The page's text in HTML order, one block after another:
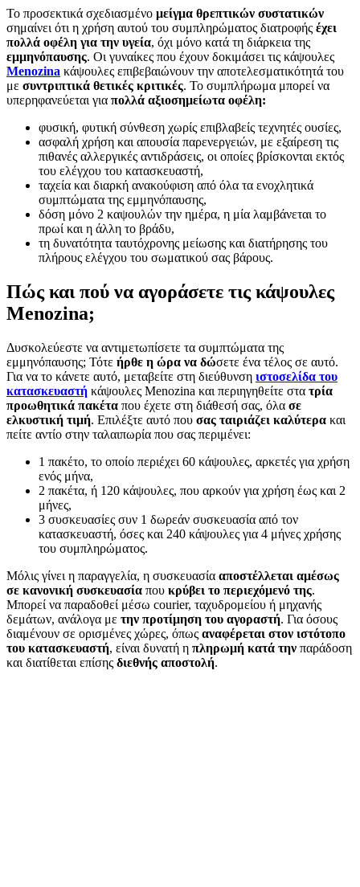
Το προσεκτικά σχεδιασμένο μείγμα θρεπτικών συστατικών
σημαίνει ότι η χρήση αυτού του συμπληρώματος διατροφής έχει
πολλά οφέλη για την υγεία, όχι μόνο κατά τη διάρκεια της
εμμηνόπαυσης. Οι γυναίκες που έχουν δοκιμάσει τις κάψουλες
Menozina κάψουλες επιβεβαιώνουν την αποτελεσματικότητά του
με συντριπτικά θετικές κριτικές. Το συμπλήρωμα μπορεί να
υπερηφανεύεται για πολλά αξιοσημείωτα οφέλη:
φυσική, φυτική σύνθεση χωρίς επιβλαβείς τεχνητές ουσίες,
ασφαλή χρήση και απουσία παρενεργειών, με εξαίρεση τις
πιθανές αλλεργικές αντιδράσεις, οι οποίες βρίσκονται εκτός
του ελέγχου του κατασκευαστή,
ταχεία και διαρκή ανακούφιση από όλα τα ενοχλητικά
συμπτώματα της εμμηνόπαυσης,
δόση μόνο 2 καψουλών την ημέρα, η μία λαμβάνεται το
πρωί και η άλλη το βράδυ,
τη δυνατότητα ταυτόχρονης μείωσης και διατήρησης του
πλήρους ελέγχου του σωματικού σας βάρους.
Πώς και πού να αγοράσετε τις κάψουλες
Menozina;
Δυσκολεύεστε να αντιμετωπίσετε τα συμπτώματα της
εμμηνόπαυσης; Τότε ήρθε η ώρα να δώσετε ένα τέλος σε αυτό.
Για να το κάνετε αυτό, μεταβείτε στη διεύθυνση ιστοσελίδα του
κατασκευαστή κάψουλες Menozina και περιηγηθείτε στα τρία
προωθητικά πακέτα που έχετε στη διάθεσή σας, όλα σε
ελκυστική τιμή. Επιλέξτε αυτό που σας ταιριάζει καλύτερα και
πείτε αντίο στην ταλαιπωρία που σας περιμένει:
1 πακέτο, το οποίο περιέχει 60 κάψουλες, αρκετές για χρήση
ενός μήνα,
2 πακέτα, ή 120 κάψουλες, που αρκούν για χρήση έως και 2
μήνες,
3 συσκευασίες συν 1 δωρεάν συσκευασία από τον
κατασκευαστή, όσες και 240 κάψουλες για 4 μήνες χρήσης
του συμπληρώματος.
Μόλις γίνει η παραγγελία, η συσκευασία αποστέλλεται αμέσως
σε κανονική συσκευασία που κρύβει το περιεχόμενό της.
Μπορεί να παραδοθεί μέσω courier, ταχυδρομείου ή μηχανής
δεμάτων, ανάλογα με την προτίμηση του αγοραστή. Για όσους
διαμένουν σε ορισμένες χώρες, όπως αναφέρεται στον ιστότοπο
του κατασκευαστή, είναι δυνατή η πληρωμή κατά την παράδοση
και διατίθεται επίσης διεθνής αποστολή.